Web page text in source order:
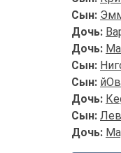
Сын:
Дочь:
Дочь:
Сын:
Сын:
Дочь:
Сын:
Дочь: